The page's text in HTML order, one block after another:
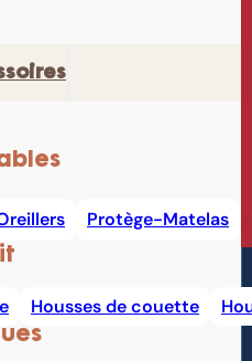
Protège-Matelas
Housses de couette